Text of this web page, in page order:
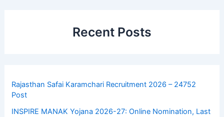
Recent Posts
Rajasthan Safai Karamchari Recruitment 2026 – 24752
Post
INSPIRE MANAK Yojana 2026-27: Online Nomination, Last